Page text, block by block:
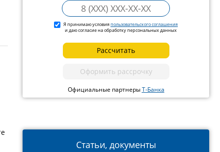
Я принимаю условияпользовательского соглашения
и даю согласие на обработку персональных данных
Рассчитать
Оформить рассрочку
Официальные партнерыТ-Банка
Статьи, документы